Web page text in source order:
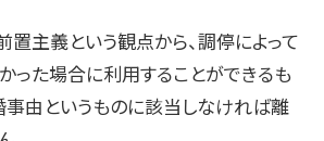
置主義という観点から、調停によって
った場合に利用することができるも
事由というものに該当しなければ離